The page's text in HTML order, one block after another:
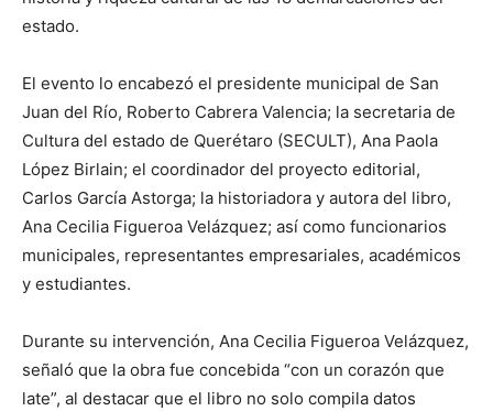
estado.
El evento lo encabezó el presidente municipal de San
Juan del Río, Roberto Cabrera Valencia; la secretaria de
Cultura del estado de Querétaro (SECULT), Ana Paola
López Birlain; el coordinador del proyecto editorial,
Carlos García Astorga; la historiadora y autora del libro,
Ana Cecilia Figueroa Velázquez; así como funcionarios
municipales, representantes empresariales, académicos
y estudiantes.
Durante su intervención, Ana Cecilia Figueroa Velázquez,
señaló que la obra fue concebida “con un corazón que
late”, al destacar que el libro no solo compila datos